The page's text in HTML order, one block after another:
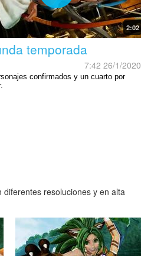
2:02
temporada
7:42 26/1/2020
confirmados y un cuarto por
resoluciones y en alta